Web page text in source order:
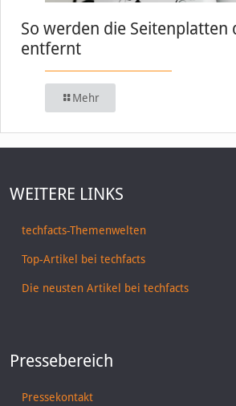
So werden die Seitenplatten
entfernt
Mehr
WEITERE LINKS
techfacts-Themenwelten
Top-Artikel bei techfacts
Die neusten Artikel bei techfacts
Pressebereich
Pressekontakt